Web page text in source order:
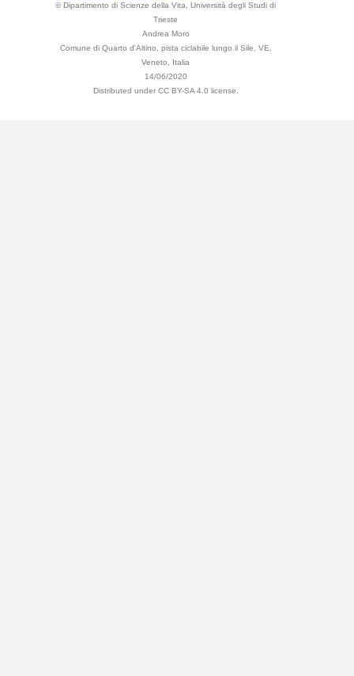
© Dipartimento di Scienze della Vita, Università degli Studi di
Trieste
Andrea Moro
Comune di Quarto d'Altino, pista ciclabile lungo il Sile, VE,
Veneto, Italia
14/06/2020
Distributed under CC BY-SA 4.0 license.